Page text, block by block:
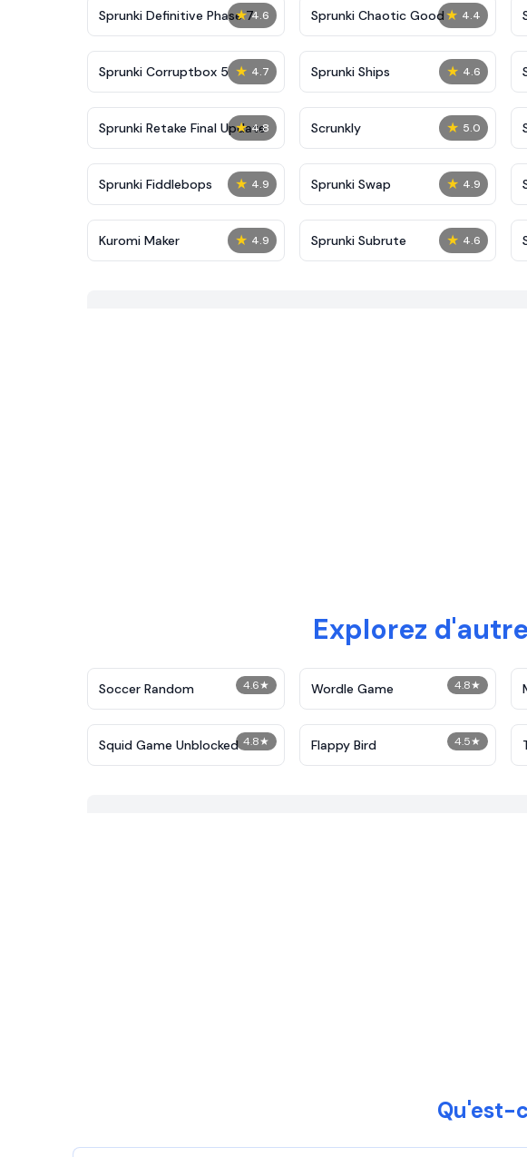
★ 4.6
Sprunki Definitive Phase 7 ★ 4.4
Sprunki Chaotic Good
★ 4.7
Sprunki Corruptbox 5 ★ 4.6
Sprunki Ships
★ 4.8
Sprunki Retake Final Update ★ 5.0
Scrunkly
★ 4.9
Sprunki Fiddlebops ★ 4.9
Sprunki Swap
★ 4.9
Kuromi Maker ★ 4.6
Sprunki Subrute
Explorez
4.6★
Soccer Random 4.8★
Wordle Game
4.8★
Squid Game Unblocked 4.5★
Flappy Bird
Qu'est-